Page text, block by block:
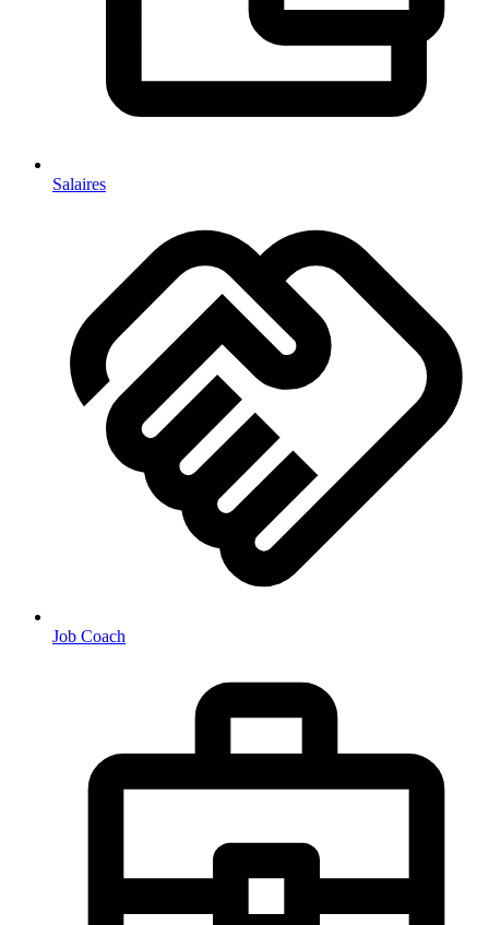
Salaires
Job Coach